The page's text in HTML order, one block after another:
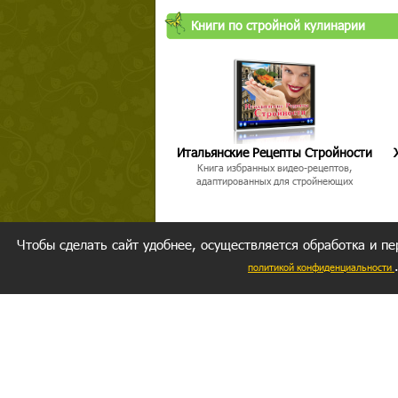
Книги по стройной кулинарии
Итальянские Рецепты Стройности
Книга избранных видео-рецептов,
адаптированных для стройнеющих
Чтобы сделать сайт удобнее, осуществляется обработка и
политикой конфиденциальности